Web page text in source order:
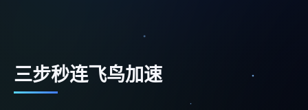
三步秒连飞鸟加速